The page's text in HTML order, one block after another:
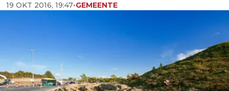
19 OKT 2016, 19:47•GEMEENTE